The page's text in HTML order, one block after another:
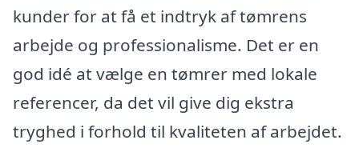
kunder for at få et indtryk af tømrens
arbejde og professionalisme. Det er en
god idé at vælge en tømrer med lokale
referencer, da det vil give dig ekstra
tryghed i forhold til kvaliteten af arbejdet.